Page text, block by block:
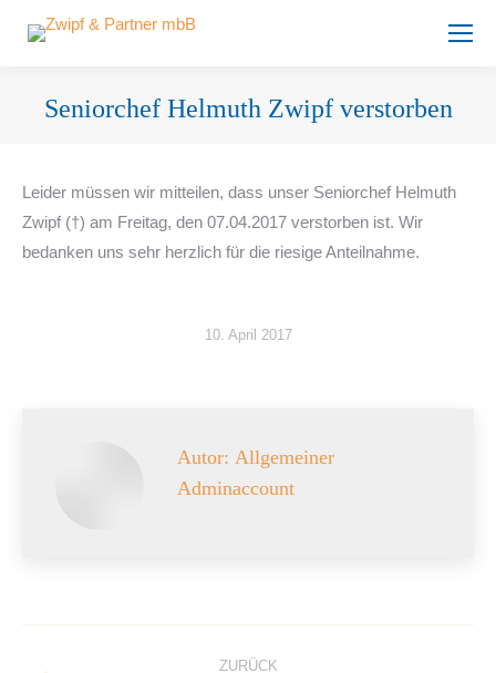
Seniorchef Helmuth Zwipf verstorben
Leider müssen wir mitteilen, dass unser Seniorchef Helmuth
Zwipf (†) am Freitag, den 07.04.2017 verstorben ist. Wir
bedanken uns sehr herzlich für die riesige Anteilnahme.
10. April 2017
Autor: Allgemeiner
Adminaccount
Kommentarnavigation
ZURÜCK